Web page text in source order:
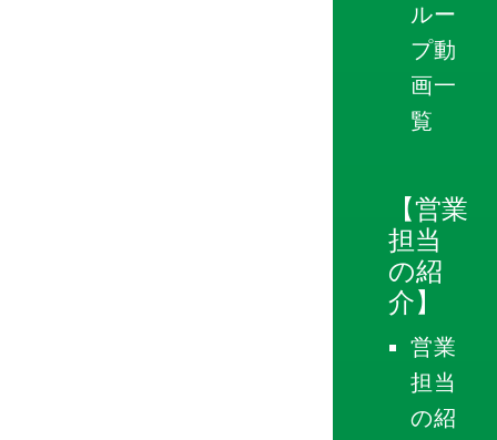
ルー
プ動
画一
覧
【営業
担当
の紹
介】
営業
担当
の紹